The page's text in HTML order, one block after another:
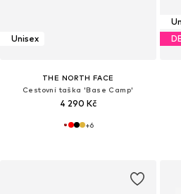
Unisex
THE NORTH FACE
Cestovní taška 'Base Camp'
4 290 Kč
+6